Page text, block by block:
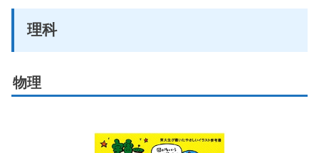
理科
物理